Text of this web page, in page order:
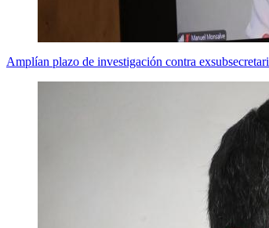
Amplían plazo de investigación contra